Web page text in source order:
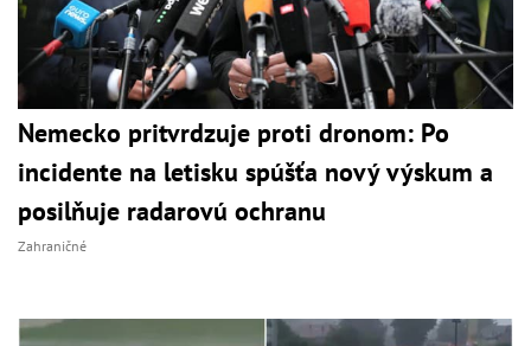
Nemecko pritvrdzuje proti dronom: Po
incidente na letisku spúšťa nový výskum a
posilňuje radarovú ochranu
Zahraničné